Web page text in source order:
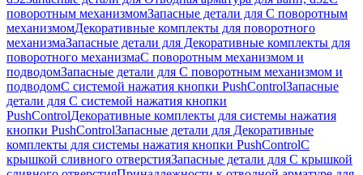
поворотным механизмомЗапасные детали для С поворотным
механизмомДекоративные комплекты для поворотного
механизмаЗапасные детали для Декоративные комплекты для
поворотного механизмаС поворотным механизмом и
подводомЗапасные детали для С поворотным механизмом и
подводомС системой нажатия кнопки PushControlЗапасные
детали для С системой нажатия кнопки
PushControlДекоративные комплекты для системы нажатия
кнопки PushControlЗапасные детали для Декоративные
комплекты для системы нажатия кнопки PushControlС
крышкой сливного отверстияЗапасные детали для С крышкой